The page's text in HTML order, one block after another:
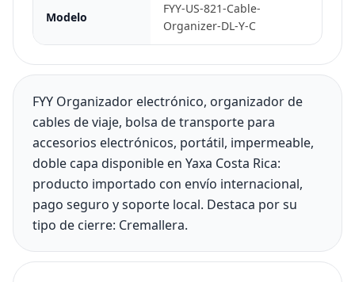
Modelo
FYY-US-821-Cable-
Organizer-DL-Y-C
FYY Organizador electrónico, organizador de
cables de viaje, bolsa de transporte para
accesorios electrónicos, portátil, impermeable,
doble capa disponible en Yaxa Costa Rica:
producto importado con envío internacional,
pago seguro y soporte local. Destaca por su
tipo de cierre: Cremallera.